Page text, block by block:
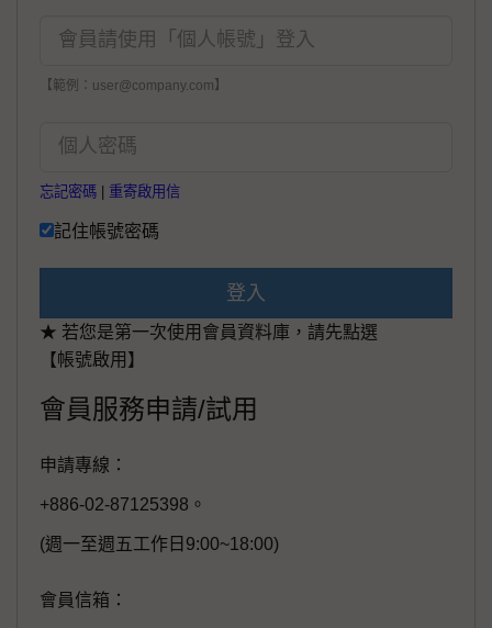
【範例：user@company.com】
忘記密碼 重寄啟用信
記住帳號密碼
登入
★ 若您是第一次使用會員資料庫，請先點選
【帳號啟用】
會員服務申請/試用
申請專線：
+886-02-87125398。
(週一至週五工作日9:00~18:00)
會員信箱：